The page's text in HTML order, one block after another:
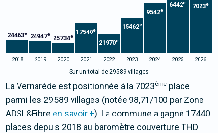
24463e 24947e
25734e
17540e
21970e
15462e
9542e
6442e 7023e
2018 2019 2020 2021 2022 2023 2024 2025 2026
Sur un total de 29589 villages
La Vernarède est positionnée à la 7023ème place
parmi les 29 589 villages (notée 98,71/100 par Zone
ADSL&Fibre en savoir +). La commune a gagné 17440
places depuis 2018 au baromètre couverture THD